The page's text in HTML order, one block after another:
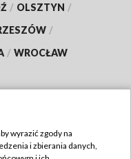
/ OLSZTYN /
/
/ WROCŁAW
wyrazić zgody na
i zbierania danych,